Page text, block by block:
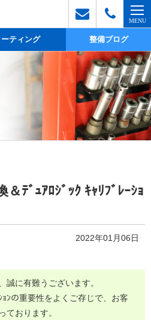
ーティング 整備ブログ
ﾃﾞｭｱﾛｼﾞｯｸ ｷｬﾘﾌﾞﾚｰｼｮ
2022年01月06日
誠に有難うございます。
ｮﾝの重要性をよくご存じで、お客
ております。